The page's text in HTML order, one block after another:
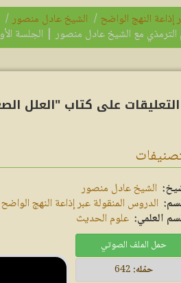
إذاعة النهج الواضح الشيخ عادل منصور
الترمذي مع الشيخ عادل منصور | الجلسة
التعليقات على كتاب "العلل
الشيخ عادل منصور
الدروس المنقولة عبر إذاعة النهج الواضح
العلمي: علوم الحديث
حمل الملف الصوتي
حمّله: 642